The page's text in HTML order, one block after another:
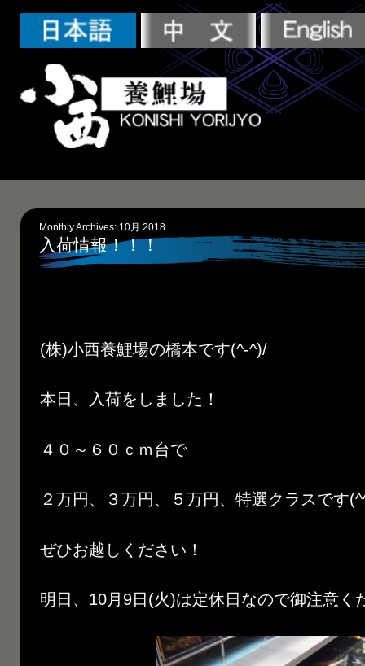
Monthly Archives: 10月 2018
入荷情報！！！
(株)小西養鯉場の橋本です(^-^)/
本日、入荷をしました！
４０～６０ｃｍ台で
２万円、３万円、５万円、特選クラスです
ぜひお越しください！
明日、10月9日(火)は定休日なので御注意く